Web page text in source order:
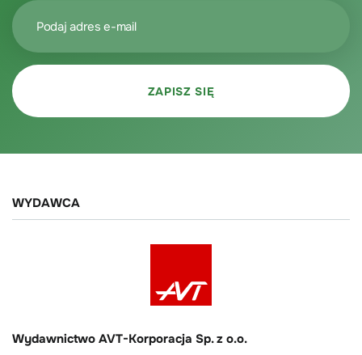
WYDAWCA
Wydawnictwo AVT-Korporacja Sp. z o.o.